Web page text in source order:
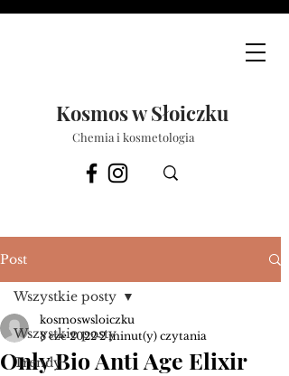
Kosmos w Słoiczku
Chemia i kosmetologia
Post
Wszystkie posty
Trendy
Wszystkie posty
Only Bio Anti Age Elixir
kosmoswsloiczku
8 cze 2022 2 minut(y) czytania